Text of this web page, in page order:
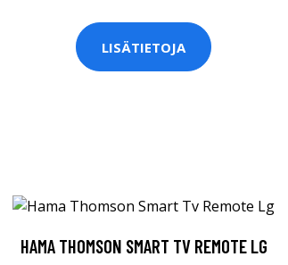
LISÄTIETOJA
HAMA THOMSON SMART TV REMOTE LG